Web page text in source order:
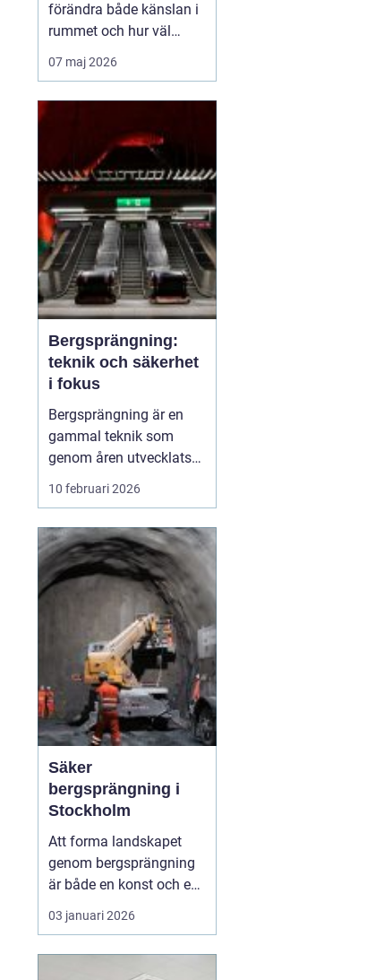
förändra både känslan i
rummet och hur väl
bostaden fungerar i
vardagen. En modern
och buller och ger ett
tryggare skydd...
07 maj 2026
Bergsprängning:
teknik och säkerhet
i fokus
Bergsprängning är en
gammal teknik som
genom åren utvecklats
till en oumbärlig del av
Genom att noggrant
tillämpa explosioner kan
man forma landskap
och bereda plats för
byggnati...
10 februari 2026
Säker
bergsprängning i
Stockholm
Att forma landskapet
genom bergsprängning
är både en konst och en
vetenskap. Med
precision och expertis
möjliggöra utveckling
03 januari 2026